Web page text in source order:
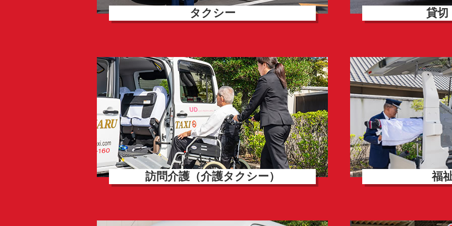
タクシー 貸切
訪問介護（介護タクシー） 福